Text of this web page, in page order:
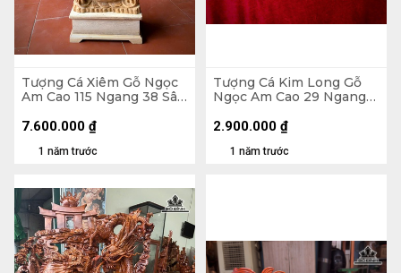
Tượng Cá Xiêm Gỗ Ngọc
Am Cao 115 Ngang 38 Sâu
1 năm trước
7.600.000 ₫
Tượng Cá Kim Long Gỗ
Ngọc Am Cao 29 Ngang
1 năm trước
2.900.000 ₫